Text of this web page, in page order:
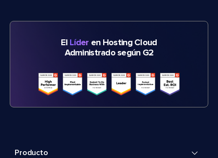
El Líder en Hosting Cloud
Administrado según G2
Producto